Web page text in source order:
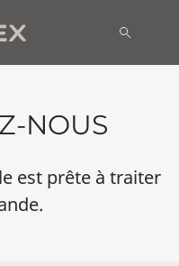
NOUS
est prête à traiter